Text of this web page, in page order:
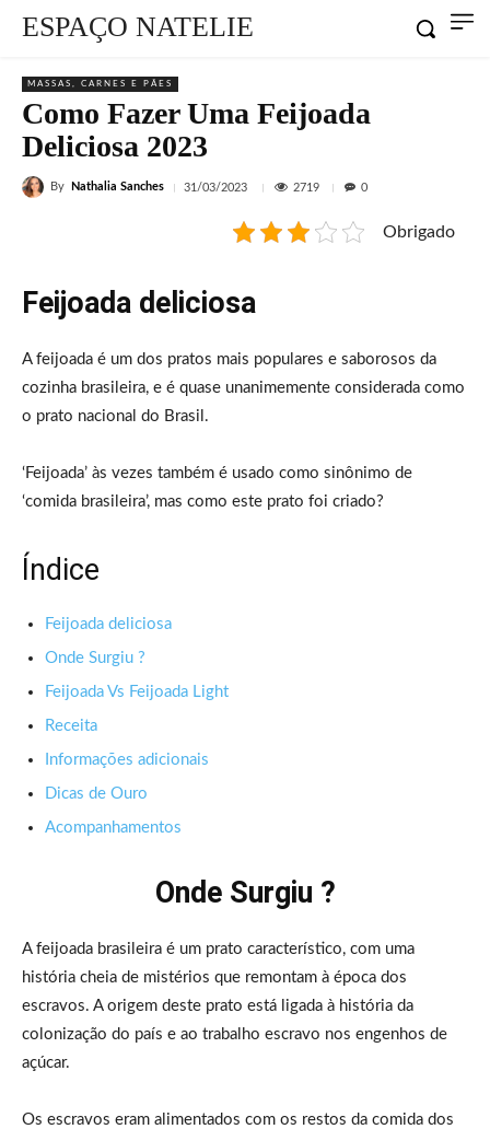
ESPAÇO NATELIE
MASSAS, CARNES E PÃES
Como Fazer Uma Feijoada
Deliciosa 2023
By Nathalia Sanches 31/03/2023 2719 0
Obrigado
Feijoada deliciosa
A feijoada é um dos pratos mais populares e saborosos da
cozinha brasileira, e é quase unanimemente considerada como
o prato nacional do Brasil.
‘Feijoada’ às vezes também é usado como sinônimo de
‘comida brasileira’, mas como este prato foi criado?
Índice
Feijoada deliciosa
Onde Surgiu ?
Feijoada Vs Feijoada Light
Receita
Informações adicionais
Dicas de Ouro
Acompanhamentos
Onde Surgiu ?
A feijoada brasileira é um prato característico, com uma
história cheia de mistérios que remontam à época dos
escravos. A origem deste prato está ligada à história da
colonização do país e ao trabalho escravo nos engenhos de
açúcar.
Os escravos eram alimentados com os restos da comida dos